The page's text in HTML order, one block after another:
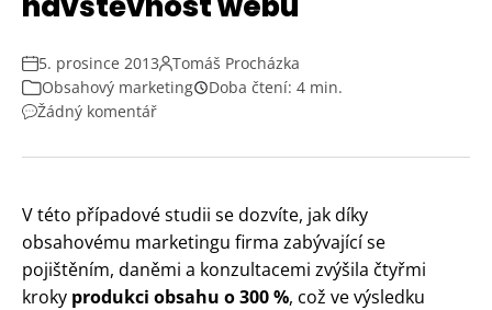
5. prosince 2013
Tomáš Procházka
Obsahový marketing
Doba čtení: 4 min.
Žádný komentář
V této případové studii se dozvíte, jak díky
obsahovému marketingu firma zabývající se
pojištěním, daněmi a konzultacemi zvýšila čtyřmi
kroky produkci obsahu o 300 %, což ve výsledku